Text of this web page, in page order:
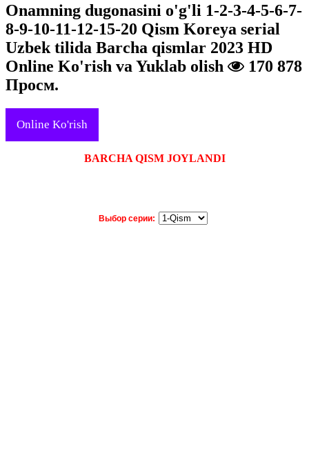
Onamning dugonasini o'g'li 1-2-3-4-5-6-7-
8-9-10-11-12-15-20 Qism Koreya serial
Uzbek tilida Barcha qismlar 2023 HD
Online Ko'rish va Yuklab olish
170 878
Просм.
Online Ko'rish
BARCHA QISM JOYLANDI
Выбор серии: